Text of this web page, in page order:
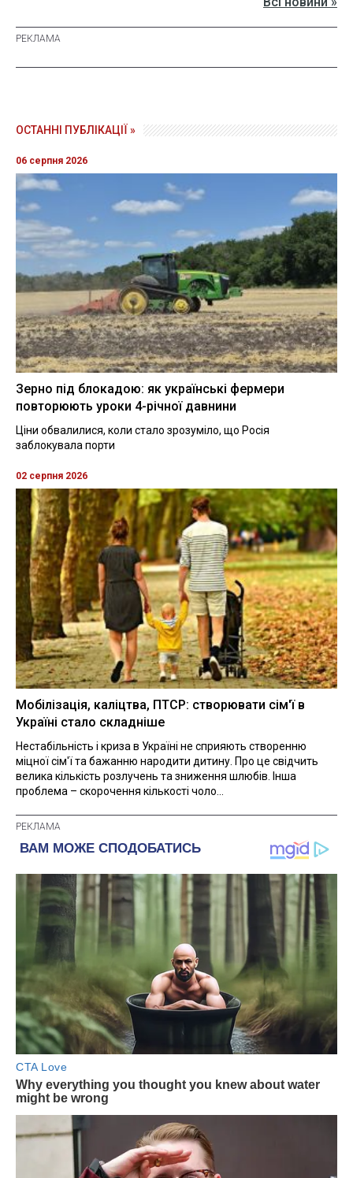
ОСТАННІ ПУБЛІКАЦІЇ »
06 серпня 2026
Зерно під блокадою: як українські фермери
повторюють уроки 4-річної давнини
Ціни обвалилися, коли стало зрозуміло, що Росія
заблокувала порти
02 серпня 2026
Мобілізація, каліцтва, ПТСР: створювати сім'ї в
Україні стало складніше
Нестабільність і криза в Україні не сприяють створенню
міцної сім'ї та бажанню народити дитину. Про це свідчить
велика кількість розлучень та зниження шлюбів. Інша
проблема – скорочення кількості чоло...